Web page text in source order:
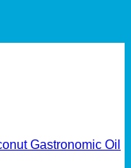
Gastronomic Oil